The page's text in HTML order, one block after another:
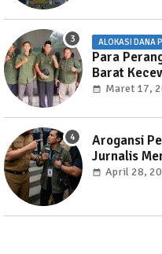
ALOKASI DANA
Para
Barat
Maret 17,
Arogansi
Jurnalis
April 28,